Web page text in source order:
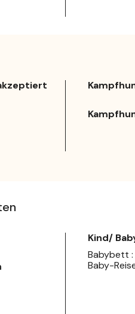
Kind/
Babybett
Baby-